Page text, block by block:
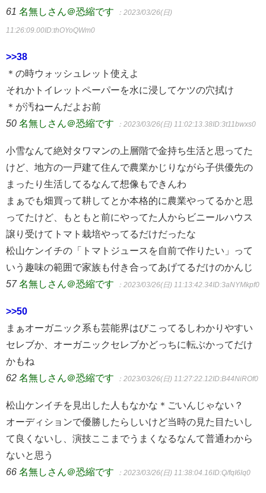
61 名無しさん＠恐縮です ：2023/03/26(日)
11:26:09.00ID:thOYoQWm0
>>38
＊の時ウォッシュレット使えよ
それかトイレットペーパーを水に浸してケツの穴拭け
＊が汚ねーんだよお前
50 名無しさん＠恐縮です ：2023/03/26(日) 11:02:13.38ID:3t11bwxs0
小雪なんて絶対タワマンの上層階で金持ち生活と思ってた
けど、地方の一戸建て住んで農業かじりながら子供優先の
まったり生活してるなんて想像もできんわ
まぁでも畑買って耕してとか本格的に農業やってるかと思
ってたけど、もともと前にやってた人からビニールハウス
譲り受けてトマト栽培やってるだけだったな
松山ケンイチの「トマトジュースを自前で作りたい」って
いう趣味の範囲で家族も付き合ってあげてるだけのかんじ
57 名無しさん＠恐縮です ：2023/03/26(日) 11:13:42.34ID:3aNYMkpf0
>>50
まぁオーガニック系も芸能界はびこってるしわかりやすい
セレブか、オーガニックセレブかどっちに転ぶかってだけ
かもね
62 名無しさん＠恐縮です ：2023/03/26(日) 11:27:22.12ID:B44NiROf0
松山ケンイチを見出した人もなかな＊ごいんじゃない？
オーディションで優勝したらしいけど当時の見た目たいし
て良くないし、演技ここまでうまくなるなんて普通わから
ないと思う
66 名無しさん＠恐縮です ：2023/03/26(日) 11:38:04.16ID:Q/fqI6lq0